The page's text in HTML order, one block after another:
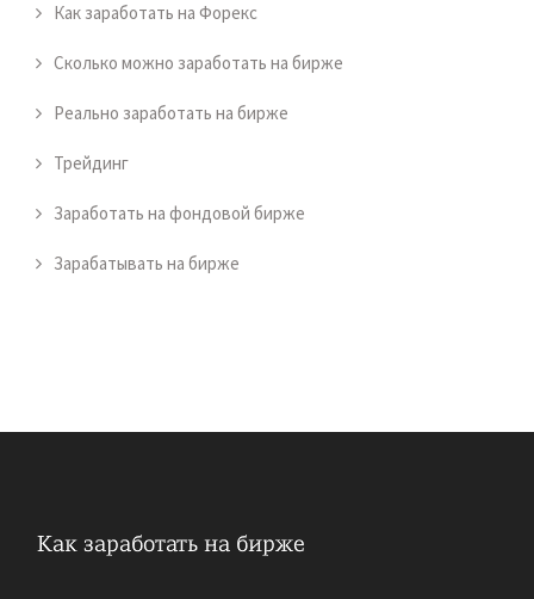
Как заработать на Форекс
Сколько можно заработать на бирже
Реально заработать на бирже
Трейдинг
Заработать на фондовой бирже
Зарабатывать на бирже